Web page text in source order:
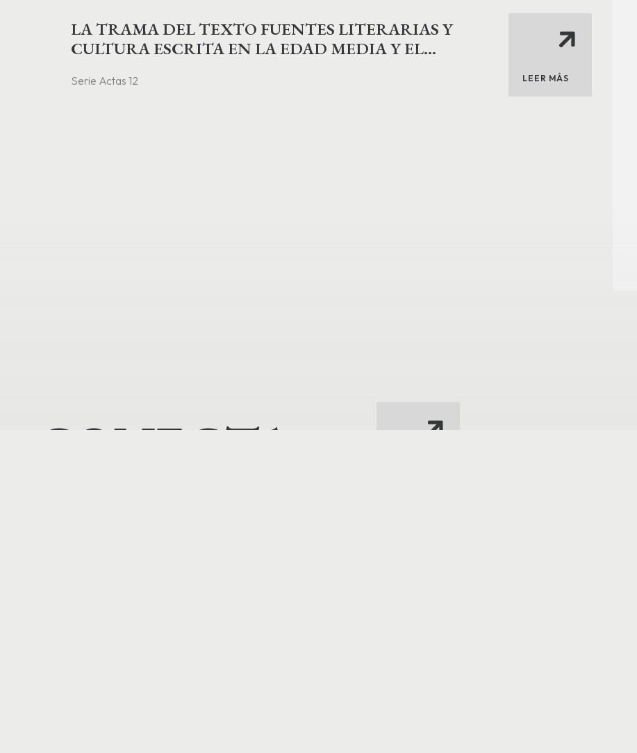
LA TRAMA DEL TEXTO FUENTES LITERARIAS Y
CULTURA ESCRITA EN LA EDAD MEDIA Y EL
RENACIMIENTO
Serie Actas 12 LEER MÁS